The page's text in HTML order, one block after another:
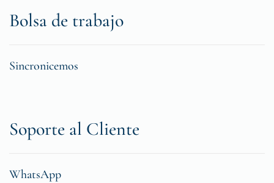
Bolsa de trabajo
Sincronicemos
Soporte al Cliente
WhatsApp